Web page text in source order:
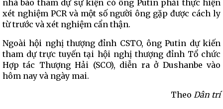
nhà báo tham dự sự kiện có ông Putin phải thực hiện
xét nghiệm PCR và một số người ông gặp được cách ly
từ trước và xét nghiệm cẩn thận.
Ngoài hội nghị thượng đỉnh CSTO, ông Putin dự kiến
tham dự trực tuyến tại hội nghị thượng đỉnh Tổ chức
Hợp tác Thượng Hải (SCO), diễn ra ở Dushanbe vào
hôm nay và ngày mai.
Theo Dân trí